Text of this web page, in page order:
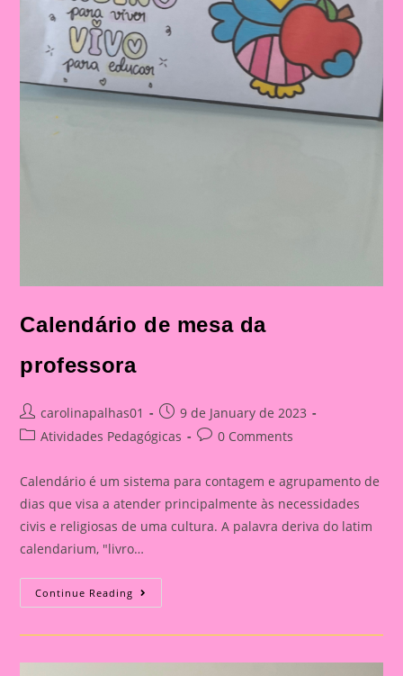
Calendário de mesa da
professora
Post
author:
carolinapalhas01
Post
published:
9 de January de 2023
PostAtividades Pedagógicas
Post0 Comments
Calendário é um sistema para contagem e agrupamento de
dias que visa a atender principalmente às necessidades
civis e religiosas de uma cultura. A palavra deriva do latim
calendarium, "livro…
Continue Reading Calendário
De
Da